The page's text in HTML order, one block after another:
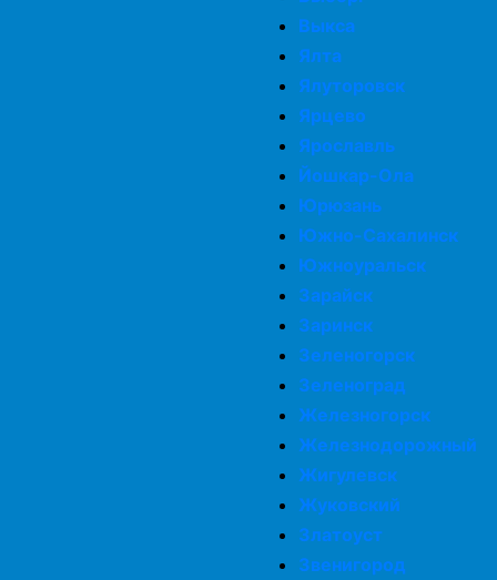
Выкса
Ялта
Ялуторовск
Ярцево
Ярославль
Йошкар-Ола
Юрюзань
Южно-Сахалинск
Южноуральск
Зарайск
Заринск
Зеленогорск
Зеленоград
Железногорск
Железнодорожный
Жигулевск
Жуковский
Златоуст
Звенигород